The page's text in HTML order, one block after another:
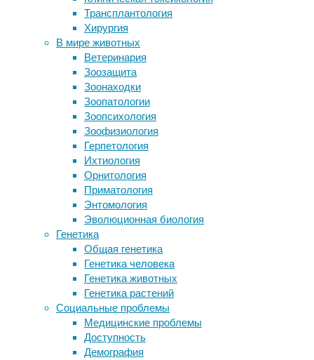
Трансплантология
Хирургия
В мире животных
Ветеринария
Зоозащита
Зоонаходки
Зоопатологии
Зоопсихология
Зоофизиология
Герпетология
Ихтиология
Орнитология
Приматология
Энтомология
Эволюционная биология
Генетика
Общая генетика
Генетика человека
Генетика животных
Генетика растений
Социальные проблемы
Медицинские проблемы
Доступность
Демография
знания,
зрение,
медицина,
мозг,
неврология,
физиология
Британские
врачи
сообщили
двух
случаях
временной
односторонней
слепоты,
связанной
пользованием
смартфоном
темноте.
Описания
приводятся
Как системный контент снизил
стоимость лида почти вдвое
Загрязнение воздуха увеличивает
размер сердца
В гиппокампе нашли клетки
«храбрости»
Следите за новостями